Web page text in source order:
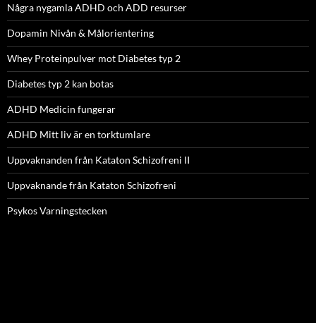
Några nygamla ADHD och ADD resurser
Dopamin Nivån & Målorientering
Whey Proteinpulver mot Diabetes typ 2
Diabetes typ 2 kan botas
ADHD Medicin fungerar
ADHD Mitt liv är en torktumlare
Uppvaknanden från Kataton Schizofreni II
Uppvaknande från Kataton Schizofreni
Psykos Varningstecken